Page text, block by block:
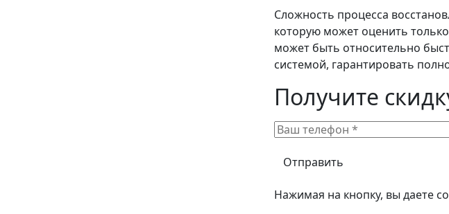
Сложность процесса
которую может оценить
может быть относительно
системой, гарантировать
Получите
Нажимая на кнопку, вы даете